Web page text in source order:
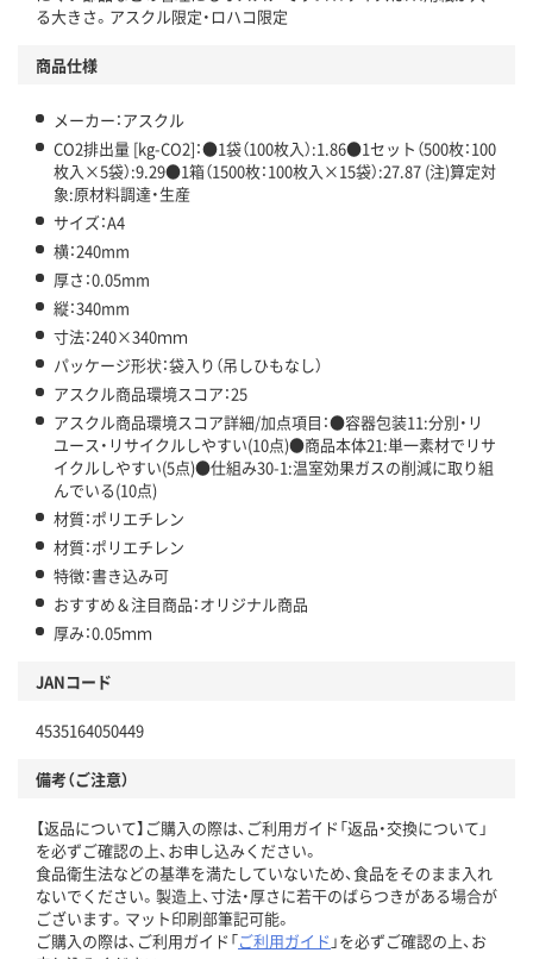
アスクル商品環境スコア詳細／加点項目
る大きさ。アスクル限定・ロハコ限定
商品仕様
メーカー：アスクル
CO2排出量 [kg-CO2]：●1袋（100枚入）:1.86●1セット（500枚：100
枚入×5袋）:9.29●1箱（1500枚：100枚入×15袋）:27.87 (注)算定対
象:原材料調達・生産
サイズ：A4
横：240mm
厚さ：0.05mm
縦：340mm
寸法：240×340ｍｍ
パッケージ形状：袋入り（吊しひもなし）
アスクル商品環境スコア：25
アスクル商品環境スコア詳細/加点項目：●容器包装11:分別・リ
ユース・リサイクルしやすい(10点)●商品本体21:単一素材でリサ
イクルしやすい(5点)●仕組み30-1:温室効果ガスの削減に取り組
んでいる(10点)
材質：ポリエチレン
材質：ポリエチレン
特徴：書き込み可
おすすめ＆注目商品：オリジナル商品
厚み：0.05ｍｍ
JANコード
4535164050449
備考（ご注意）
【返品について】ご購入の際は、ご利用ガイド「返品・交換について」
を必ずご確認の上、お申し込みください。
食品衛生法などの基準を満たしていないため、食品をそのまま入れ
ないでください。製造上、寸法・厚さに若干のばらつきがある場合が
ございます。マット印刷部筆記可能。
ご購入の際は、ご利用ガイド「ご利用ガイド 」を必ずご確認の上、お